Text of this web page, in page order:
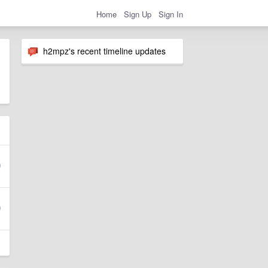
Home Sign Up Sign In
h2mpz's recent timeline updates